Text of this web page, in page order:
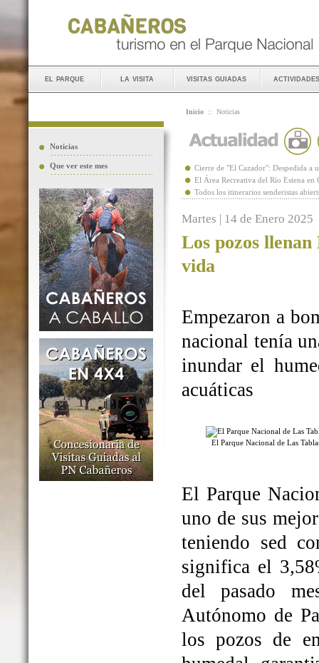
el parque la visita visitas guiadas actividades
Noticias
Que ver este mes
Inicio :: Noticias
Cierre de "El Cazador": Despedida a
El Área Recreativa del Río Estena
Todos los itinerarios senderistas
Martes | 14 de Enero 2025
Los pozos
vida
Empezaron a
nacional tenía
inundar el
acuáticas
El Parque Nacional de Las
El Parque
uno de sus
teniendo sed
significa el
del pasado
Autónomo de
los pozos de